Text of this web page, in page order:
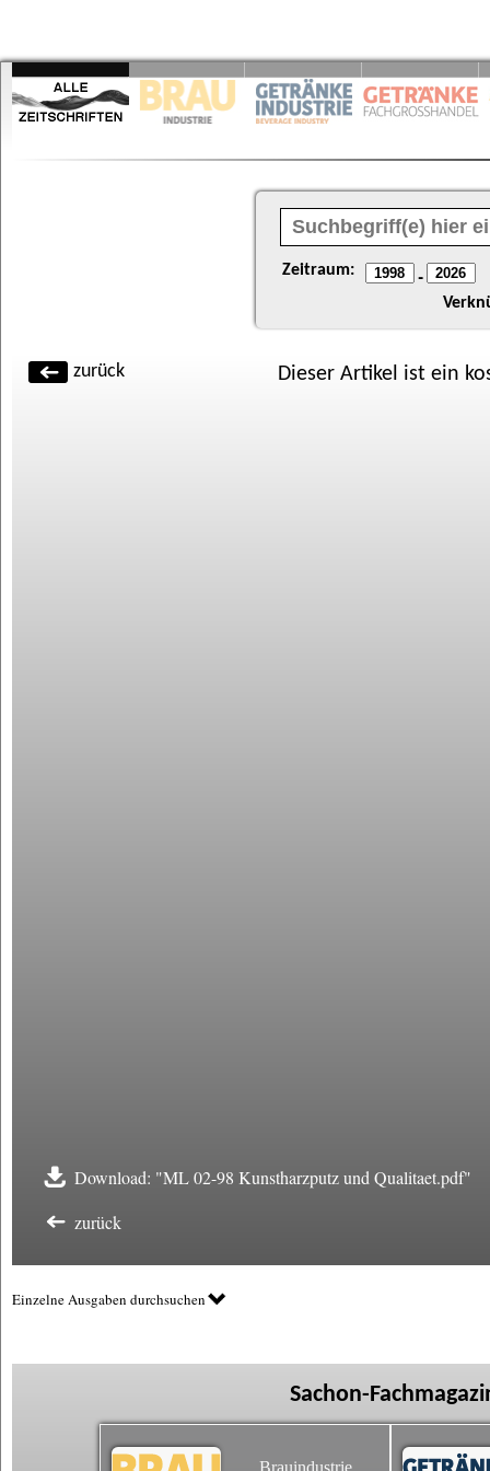
Zeitraum: -
zurück Dieser Artikel ist ein
Download: "ML 02-98 Kunstharzputz und Qualitaet.pdf"
zurück
Einzelne Ausgaben durchsuchen
Sachon-
Brauindustrie